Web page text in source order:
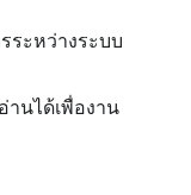
ระหว่างระบบ
านได้เพื่องาน